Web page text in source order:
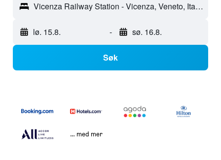
Vicenza Railway Station - Vicenza, Veneto, Italia
lø. 15.8. - sø. 16.8.
Søk
… med mer